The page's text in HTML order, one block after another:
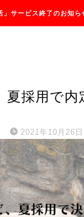
」サービス終了のお知ら
夏採用で内
2021年10月26日